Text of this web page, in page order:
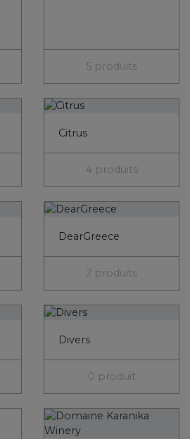
5 produits
Citrus
4 produits
DearGreece
2 produits
Divers
0 produit